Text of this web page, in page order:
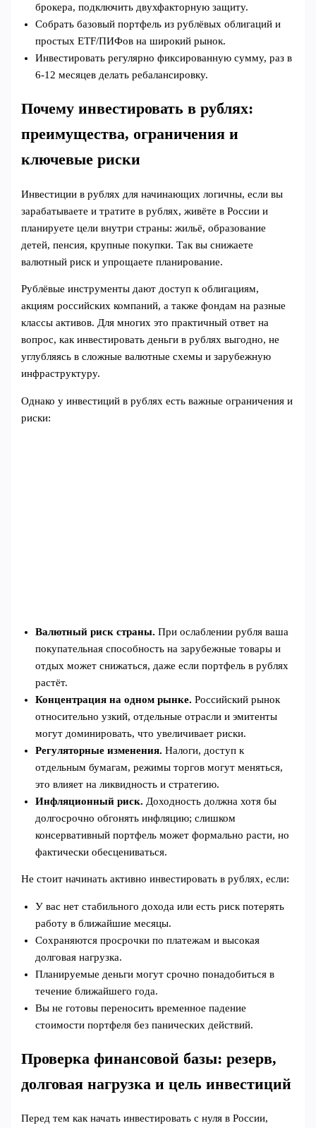
брокера, подключить двухфакторную защиту.
Собрать базовый портфель из рублёвых облигаций и
простых ETF/ПИФов на широкий рынок.
Инвестировать регулярно фиксированную сумму, раз в
6-12 месяцев делать ребалансировку.
Почему инвестировать в рублях:
преимущества, ограничения и
ключевые риски
Инвестиции в рублях для начинающих логичны, если вы
зарабатываете и тратите в рублях, живёте в России и
планируете цели внутри страны: жильё, образование
детей, пенсия, крупные покупки. Так вы снижаете
валютный риск и упрощаете планирование.
Рублёвые инструменты дают доступ к облигациям,
акциям российских компаний, а также фондам на разные
классы активов. Для многих это практичный ответ на
вопрос, как инвестировать деньги в рублях выгодно, не
углубляясь в сложные валютные схемы и зарубежную
инфраструктуру.
Однако у инвестиций в рублях есть важные ограничения и
риски:
Валютный риск страны. При ослаблении рубля ваша
покупательная способность на зарубежные товары и
отдых может снижаться, даже если портфель в рублях
растёт.
Концентрация на одном рынке. Российский рынок
относительно узкий, отдельные отрасли и эмитенты
могут доминировать, что увеличивает риски.
Регуляторные изменения. Налоги, доступ к
отдельным бумагам, режимы торгов могут меняться,
это влияет на ликвидность и стратегию.
Инфляционный риск. Доходность должна хотя бы
долгосрочно обгонять инфляцию; слишком
консервативный портфель может формально расти, но
фактически обесцениваться.
Не стоит начинать активно инвестировать в рублях, если:
У вас нет стабильного дохода или есть риск потерять
работу в ближайшие месяцы.
Сохраняются просрочки по платежам и высокая
долговая нагрузка.
Планируемые деньги могут срочно понадобиться в
течение ближайшего года.
Вы не готовы переносить временное падение
стоимости портфеля без панических действий.
Проверка финансовой базы: резерв,
долговая нагрузка и цель инвестиций
Перед тем как начать инвестировать с нуля в России,